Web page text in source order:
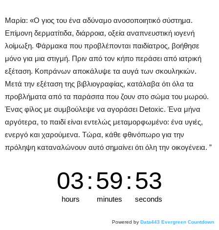
Μαρία: «Ο γιος του ένα αδύναμο ανοσοποιητικό σύστημα.
Επίμονη δερματίτιδα, διάρροια, οξεία αναπνευστική ιογενή
λοίμωξη. Φάρμακα που προβλέπονται παιδίατρος, βοήθησε
μόνο για μια στιγμή. Πριν από τον κήπο περάσει από ιατρική
εξέταση. Κοπράνων αποκάλυψε τα αυγά των σκουληκιών.
Μετά την εξέταση της βιβλιογραφίας, κατάλαβα ότι όλα τα
προβλήματα από τα παράσιτα που ζουν στο σώμα του μωρού.
Ένας φίλος με συμβούλεψε να αγοράσει Detoxic. Ένα μήνα
αργότερα, το παιδί είναι εντελώς μεταμορφωμένο: ένα υγιές,
ενεργό και χαρούμενα. Τώρα, κάθε φθινόπωρο για την
πρόληψη καταναλώνουν αυτό σημαίνει ότι όλη την οικογένεια. ”
03
hours
:59
minutes
:52
seconds
Powered by Data443 Evergreen Countdown